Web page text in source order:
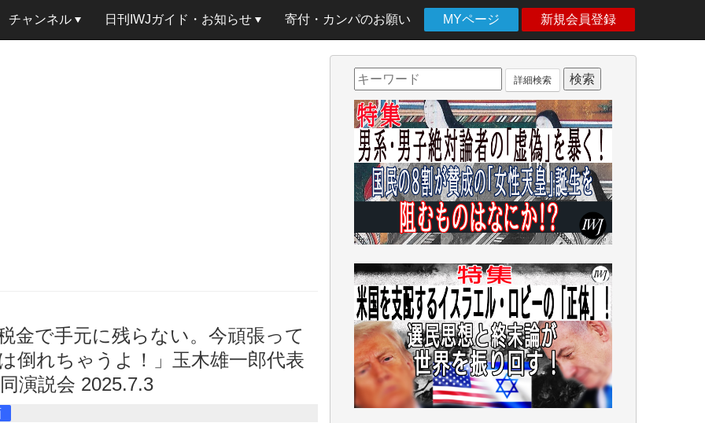
チャンネル 日刊IWJガイド・お知らせ 寄付・カンパのお願い MYページ 新規会員登録
金で手元に残らない。今頑張って
倒れちゃうよ！」玉木雄一郎代表
演説会 2025.7.3
詳細検索